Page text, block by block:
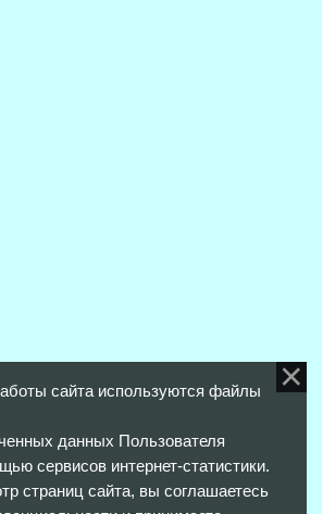
сайта используются файлы
данных Пользователя
сервисов интернет-статистики.
страниц сайта, вы соглашаетесь